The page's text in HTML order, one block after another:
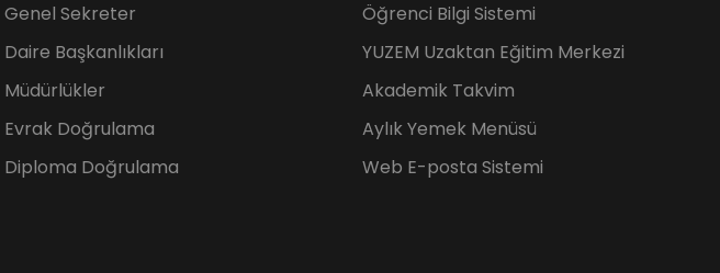
Genel Sekreter
Daire Başkanlıkları
Müdürlükler
Evrak Doğrulama
Diploma Doğrulama
Öğrenci Bilgi Sistemi
YUZEM Uzaktan Eğitim Merkezi
Akademik Takvim
Aylık Yemek Menüsü
Web E-posta Sistemi